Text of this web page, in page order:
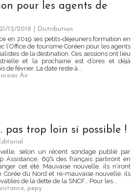
pour les agents de
12/2018
Distribution
en 2019 ses petits-déjeuners formation en
l’Office de tourisme Coréen pour les agents
de la destination. Ces sessions ont lieu
et la prochaine est d’ores et déjà
de février. La date reste à...
Air
pas trop loin si possible !
selon un récent sondage publié par
Assistance, 69% des français partiront en
cet été. Mauvaise nouvelle, ils n’iront
Corée du Nord et re-mauvaise nouvelle, ils
de la dette de la SNCF… Pour les...
, pepy